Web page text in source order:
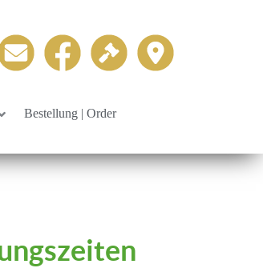
Bestellung | Order